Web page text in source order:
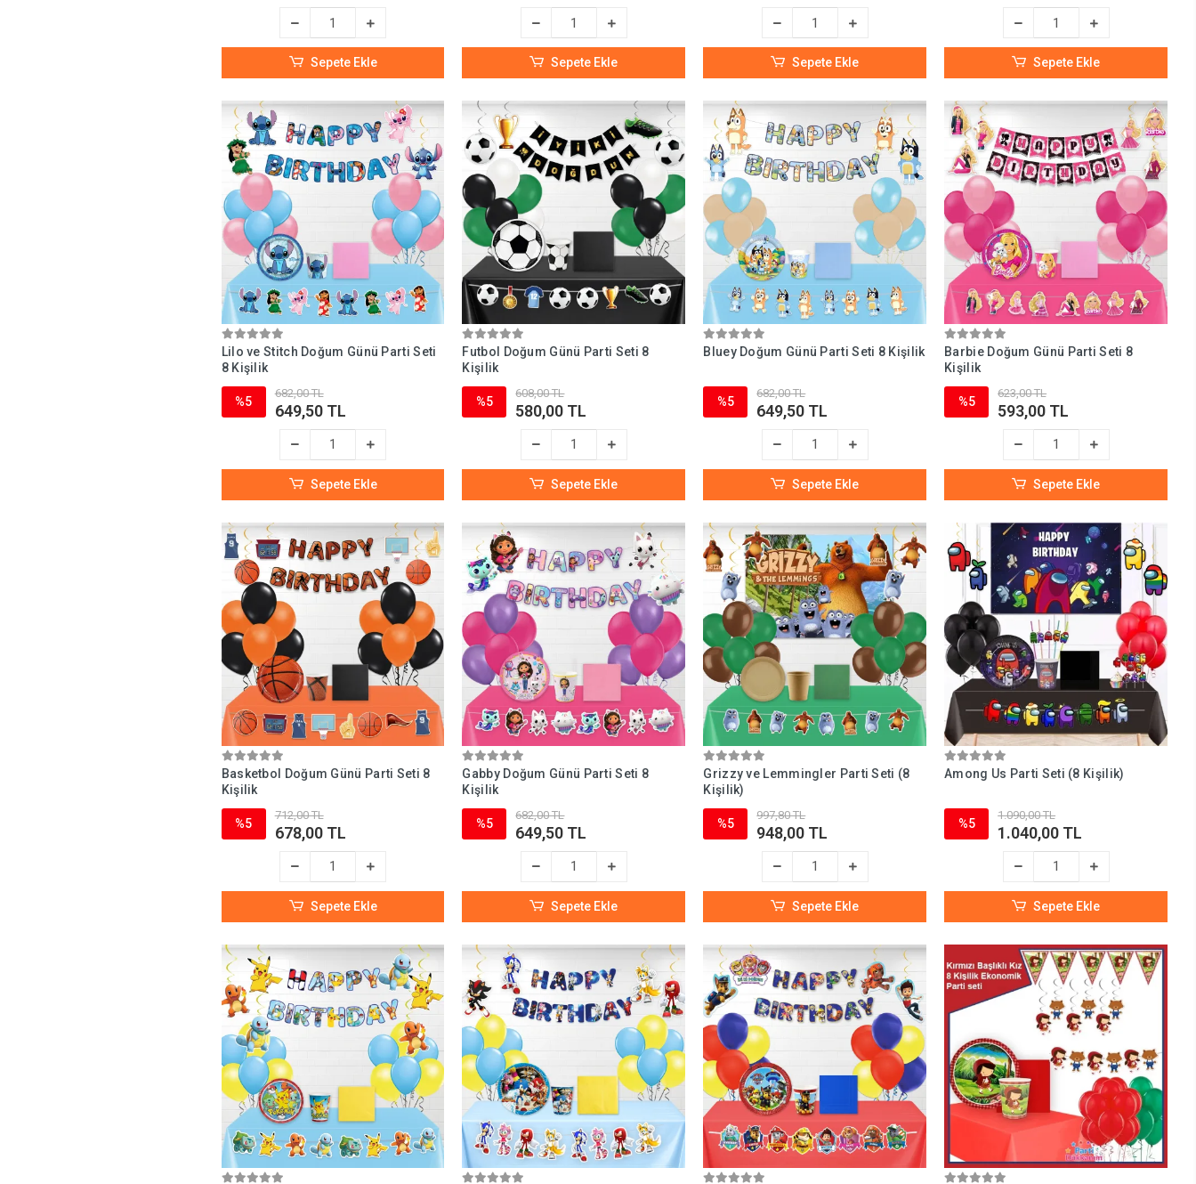
Sepete Ekle Sepete Ekle Sepete Ekle Sepete Ekle
Lilo ve Stitch Doğum Günü Parti Seti
8 Kişilik
%5
682,00 TL
649,50 TL
Sepete Ekle
Futbol Doğum Günü Parti Seti 8
Kişilik
%5
608,00 TL
580,00 TL
Sepete Ekle
Bluey Doğum Günü Parti Seti 8 Kişilik
%5
682,00 TL
649,50 TL
Sepete Ekle
Barbie Doğum Günü Parti Seti 8
Kişilik
%5
623,00 TL
593,00 TL
Sepete Ekle
Basketbol Doğum Günü Parti Seti 8
Kişilik
%5
712,00 TL
678,00 TL
Sepete Ekle
Gabby Doğum Günü Parti Seti 8
Kişilik
%5
682,00 TL
649,50 TL
Sepete Ekle
Grizzy ve Lemmingler Parti Seti (8
Kişilik)
%5
997,80 TL
948,00 TL
Sepete Ekle
Among Us Parti Seti (8 Kişilik)
%5
1.090,00 TL
1.040,00 TL
Sepete Ekle